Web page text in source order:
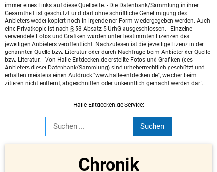
immer eines Links auf diese Quellseite. - Die Datenbank/Sammlung in ihrer
Gesamtheit ist geschützt und darf ohne schriftliche Genehmigung des
Anbieters weder kopiert noch in irgendeiner Form wiedergegeben werden. Auch
eine Privatkopie ist nach § 53 Absatz 5 UrhG ausgeschlossen. - Einzelne
verwendete Fotos und Grafiken wurden unter bestimmten Lizenzen des
jeweiligen Anbieters veröffentlicht. Nachzulesen ist die jeweilige Lizenz in der
genannten Quelle bzw. Literatur oder durch Nachfrage beim Anbieter der Quelle
bzw. Literatur. - Von Halle-Entdecken.de erstellte Fotos und Grafiken (des
Anbieters dieser Datenbank/Sammlung) sind urheberrechtlich geschützt und
erhalten meistens einen Aufdruck "www.halle-entdecken.de", welcher beim
zitieren nicht entfernt, abgeschnitten oder unkenntlich gemacht werden darf.
Halle-Entdecken.de Service:
Chronik